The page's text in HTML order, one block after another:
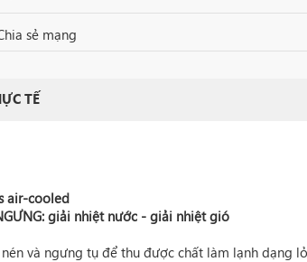
sẻ mạng
TẾ
air-cooled
: giải nhiệt nước - giải nhiệt gió
và ngưng tụ để thu được chất làm lạnh dạng